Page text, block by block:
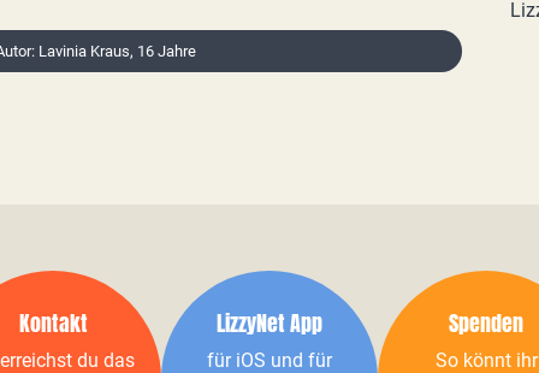
Lavinia Kraus, 16 Jahre
Kontakt
du das
LizzyNet App
für iOS und für
Spenden
So könnt ihr